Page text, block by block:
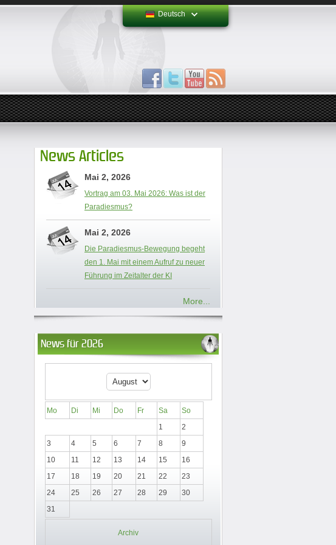
Deutsch
News Articles
Mai 2, 2026
Vortrag am 03. Mai 2026: Was ist der
Paradiesmus?
Mai 2, 2026
Die Paradiesmus-Bewegung begeht
den 1. Mai mit einem Aufruf zu neuer
Führung im Zeitalter der KI
More...
News für 2026
Mo Di Mi Do Fr Sa
So
1
2
3
4 5 6 7 8
9
10
11 12 13 14 15
16
17
18 19 20 21 22
23
24
25 26 27 28 29
30
31
Archiv